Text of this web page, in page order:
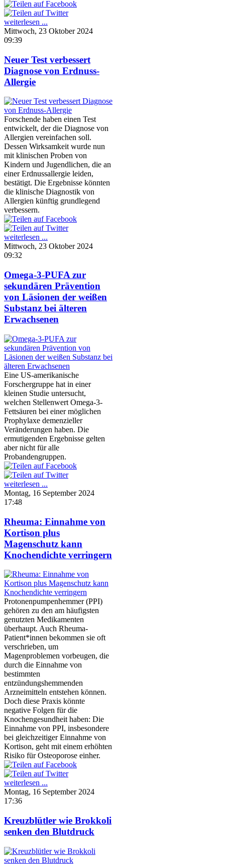
weiterlesen ...
Mittwoch, 23 Oktober 2024
09:39
Neuer Test verbessert
Diagnose von Erdnuss-
Allergie
Forschende haben einen Test
entwickelt, der die Diagnose von
Allergien vereinfachen soll.
Dessen Wirksamkeit wurde nun
mit klinischen Proben von
Kindern und Jugendlichen, die an
einer Erdnussallergie leiden,
bestätigt. Die Ergebnisse könnten
die klinische Diagnostik von
Allergien künftig grundlegend
verbessern.
weiterlesen ...
Mittwoch, 23 Oktober 2024
09:32
Omega-3-PUFA zur
sekundären Prävention
von Läsionen der weißen
Substanz bei älteren
Erwachsenen
Eine US-amerikanische
Forschergruppe hat in einer
kleinen Studie untersucht,
welchen Stellenwert Omega-3-
Fettsäuren bei einer möglichen
Prophylaxe demenzieller
Veränderungen haben. Die
ermutigenden Ergebnisse gelten
aber nicht für alle
Probandengruppen.
weiterlesen ...
Montag, 16 September 2024
17:48
Rheuma: Einnahme von
Kortison plus
Magenschutz kann
Knochendichte verringern
Protonenpumpenhemmer (PPI)
gehören zu den am häufigsten
genutzten Medikamenten
überhaupt. Auch Rheuma-
Patient*innen bekommen sie oft
verschrieben, um
Magenproblemen vorbeugen, die
durch die Einnahme von
bestimmten
entzündungshemmenden
Arzneimitteln entstehen können.
Doch diese Praxis könnte
negative Folgen für die
Knochengesundheit haben: Die
Einnahme von PPI, insbesondere
bei gleichzeitiger Einnahme von
Kortison, geht mit einem erhöhten
Risiko für Osteoporose einher.
weiterlesen ...
Montag, 16 September 2024
17:36
Kreuzblütler wie Brokkoli
senken den Blutdruck